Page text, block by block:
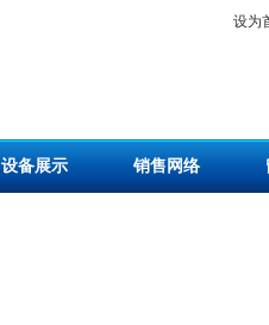
设为
设备展示 销售网络